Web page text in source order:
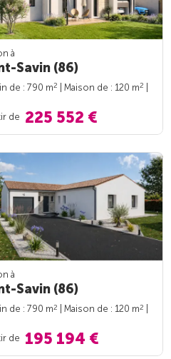
à
Savin (86)
de : 790 m2 | Maison de : 120 m2
de
225 552 €
à
Savin (86)
de : 790 m2 | Maison de : 120 m2
de 195 194 €